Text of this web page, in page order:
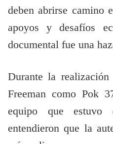
deben abrirse camino
apoyos y desafíos
documental fue una
Durante la
Freeman como Pok
equipo que estuvo
entendieron que la